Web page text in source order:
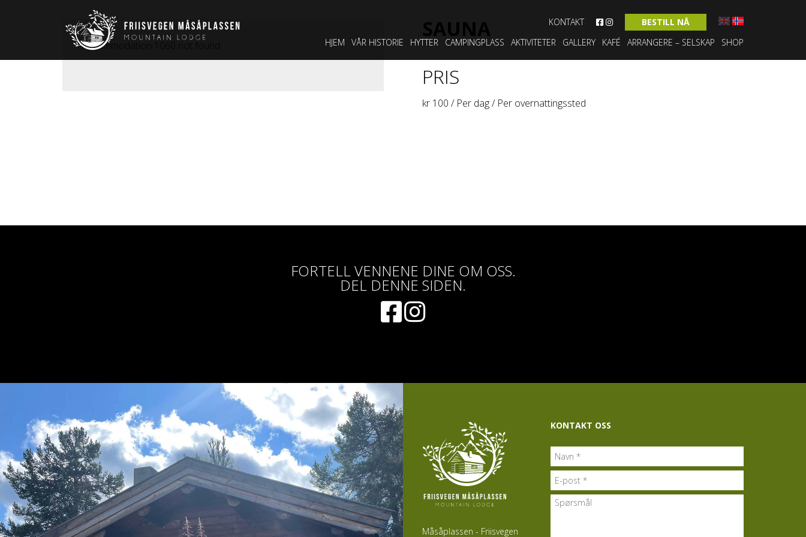
KONTAKT
BESTILL NÅ
HJEM
VÅR HISTORIE HYTTER CAMPINGPLASS AKTIVITETER GALLERY KAFÉ ARRANGERE – SELSKAP SHOP
Accommodation 1060 not found.
SAUNA
PRIS
kr 100 / Per dag / Per overnattingssted
FORTELL VENNENE DINE OM OSS.
DEL DENNE SIDEN.
Måsåplassen - Friisvegen
KONTAKT OSS